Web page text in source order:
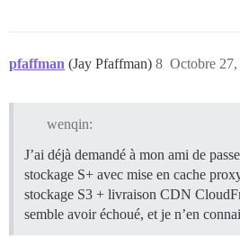
pfaffman (Jay Pfaffman) Octobre
8
wenqin:
J’ai déjà demandé à mon ami de
stockage S+ avec mise en cache
stockage S3 + livraison CDN
semble avoir échoué, et je n’en